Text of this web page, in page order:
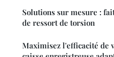
Solutions sur mesure :
de ressort de torsion
Maximisez l'efficacité de